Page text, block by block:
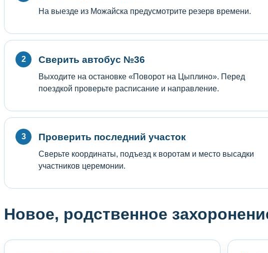
На выезде из Можайска предусмотрите резерв времени.
Сверить автобус №36
Выходите на остановке «Поворот на Цыплино». Перед
поездкой проверьте расписание и направление.
Проверить последний участок
Сверьте координаты, подъезд к воротам и место высадки
участников церемонии.
Новое, родственное